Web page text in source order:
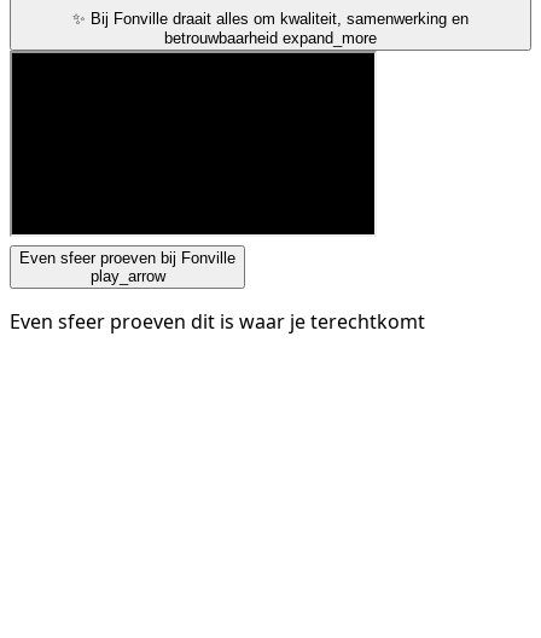
✨ Bij Fonville draait alles om kwaliteit, samenwerking en
betrouwbaarheid expand_more
Even sfeer proeven bij Fonville
play_arrow
Even sfeer proeven dit is waar je terechtkomt